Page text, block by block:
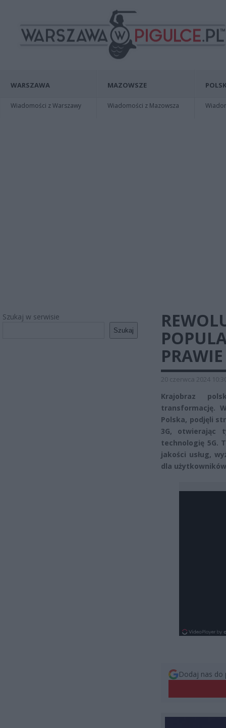
WARSZAWA
Wiadomości z Warszawy
MAZOWSZE
Wiadomości z Mazowsza
Szukaj w serwisie
Szukaj
20 czerwca 2024
Krajobraz
transformację.
Polska, podjęli
3G, otwierając
technologię 5G.
jakości usług,
dla
Dodaj nas do